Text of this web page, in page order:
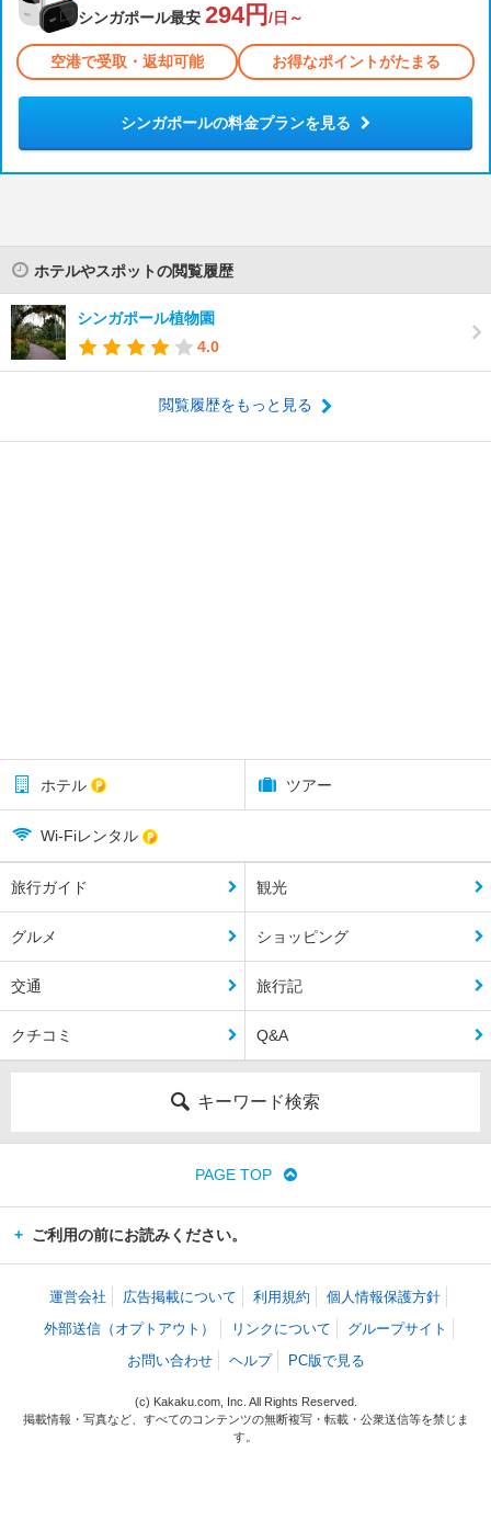
シンガポール最安 294円 /日～
空港で受取・返却可能 お得なポイントがたまる
シンガポールの料金プランを見る
ホテルやスポットの閲覧履歴
シンガポール植物園
4.0
閲覧履歴をもっと見る
ホテル ツアー
Wi-Fiレンタル
旅行ガイド 観光
グルメ ショッピング
交通 旅行記
クチコミ Q&A
キーワード検索
PAGE TOP
ご利用の前にお読みください。
運営会社 広告掲載について 利用規約
個人情報保護方針
外部送信（オプトアウト）
リンクについて
グループサイト
お問い合わせ
ヘルプ PC版で見る
(c) Kakaku.com, Inc. All Rights Reserved.
掲載情報・写真など、すべてのコンテンツの無断複写・転載・公衆送信等を禁じま
す。